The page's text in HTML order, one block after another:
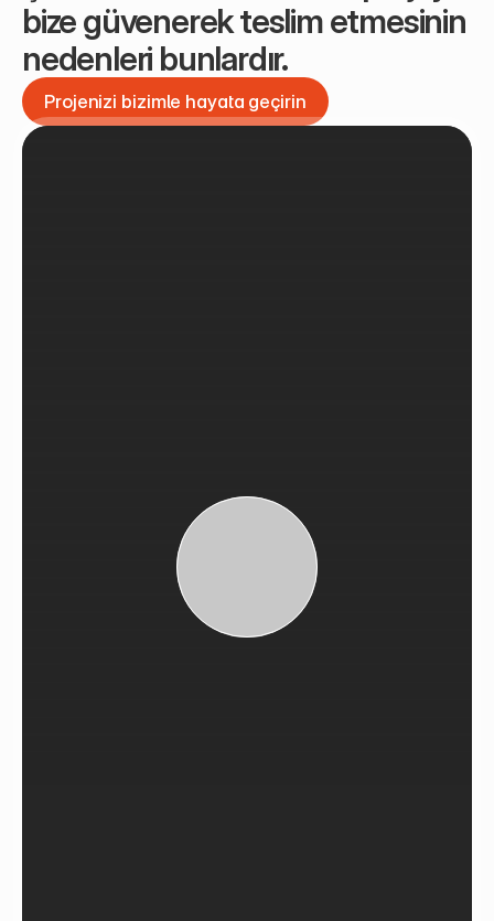
bize güvenerek teslim etmesinin
nedenleri bunlardır.
Projenizi bizimle hayata geçirin
Projenizi bizimle hayata geçirin